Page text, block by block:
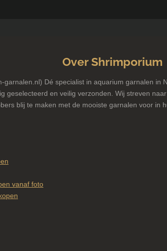
Over Shrimporium
garnalen.nl) Dé specialist in aquarium garnalen in
geselecteerd en veilig verzonden. Wij streven
blij te maken met de mooiste garnalen voor in
vanaf foto